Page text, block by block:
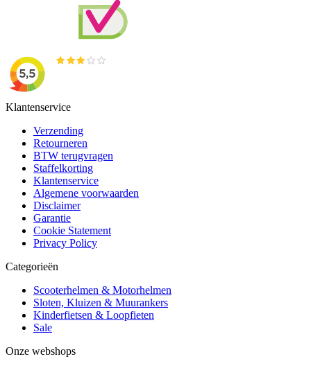
Klantenservice
Verzending
Retourneren
BTW terugvragen
Staffelkorting
Klantenservice
Algemene voorwaarden
Disclaimer
Garantie
Cookie Statement
Privacy Policy
Categorieën
Scooterhelmen & Motorhelmen
Sloten, Kluizen & Muurankers
Kinderfietsen & Loopfieten
Sale
Onze webshops